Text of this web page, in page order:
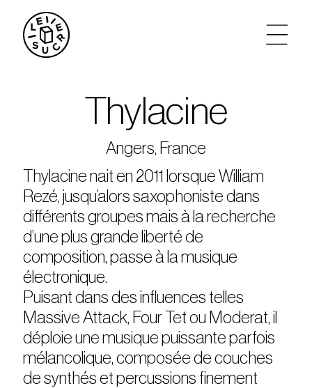
agenda
tickets
le sucre max
partenariats
privatisations
Thylacine
Angers, France
Thylacine nait en 2011 lorsque William
Rezé, jusqu’alors saxophoniste dans
différents groupes mais à la recherche
d’une plus grande liberté de
composition, passe à la musique
électronique.
Puisant dans des influences telles
Massive Attack, Four Tet ou Moderat, il
déploie une musique puissante parfois
mélancolique, composée de couches
de synthés et percussions finement